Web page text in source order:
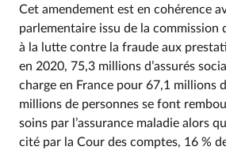
Cet amendement est en cohérence
parlementaire issu de la commission
à la lutte contre la fraude aux
en 2020, 75,3 millions d’assurés
charge en France pour 67,1 millions
millions de personnes se font
soins par l’assurance maladie alors
cité par la Cour des comptes, 16 %